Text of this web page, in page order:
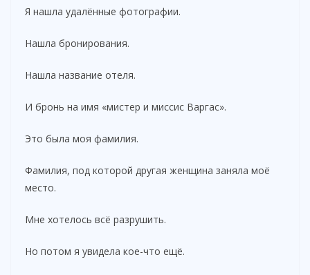
Я нашла удалённые фотографии.
Нашла бронирования.
Нашла название отеля.
И бронь на имя «мистер и миссис Варгас».
Это была моя фамилия.
Фамилия, под которой другая женщина заняла моё
место.
Мне хотелось всё разрушить.
Но потом я увидела кое-что ещё.